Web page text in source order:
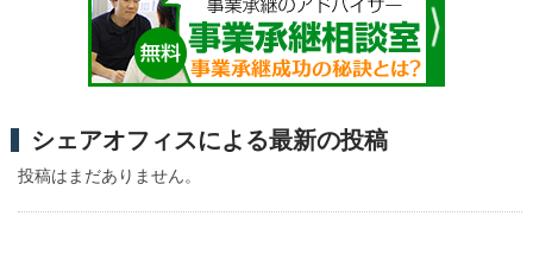
シェアオフィスによる最新の投稿
投稿はまだありません。